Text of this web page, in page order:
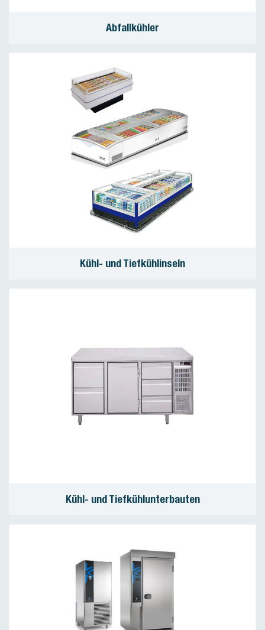
Abfallkühler
Kühl- und Tiefkühlinseln
Kühl- und Tiefkühlunterbauten